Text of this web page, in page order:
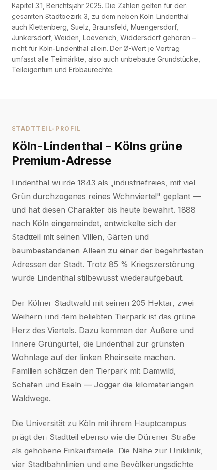
Kapitel 3.1, Berichtsjahr 2025. Die Zahlen gelten für den
gesamten Stadtbezirk 3, zu dem neben Köln-Lindenthal
auch Klettenberg, Suelz, Braunsfeld, Muengersdorf,
Junkersdorf, Weiden, Loevenich, Widdersdorf gehören –
nicht für Köln-Lindenthal allein. Der Ø-Wert je Vertrag
umfasst alle Teilmärkte, also auch unbebaute Grundstücke,
Teileigentum und Erbbaurechte.
STADTTEIL-PROFIL
Köln-Lindenthal – Kölns grüne
Premium-Adresse
Lindenthal wurde 1843 als „industriefreies, mit viel
Grün durchzogenes reines Wohnviertel" geplant —
und hat diesen Charakter bis heute bewahrt. 1888
nach Köln eingemeindet, entwickelte sich der
Stadtteil mit seinen Villen, Gärten und
baumbestandenen Alleen zu einer der begehrtesten
Adressen der Stadt. Trotz 85 % Kriegszerstörung
wurde Lindenthal stilbewusst wiederaufgebaut.
Der Kölner Stadtwald mit seinen 205 Hektar, zwei
Weihern und dem beliebten Tierpark ist das grüne
Herz des Viertels. Dazu kommen der Äußere und
Innere Grüngürtel, die Lindenthal zur grünsten
Wohnlage auf der linken Rheinseite machen.
Familien schätzen den Tierpark mit Damwild,
Schafen und Eseln — Jogger die kilometerlangen
Waldwege.
Die Universität zu Köln mit ihrem Hauptcampus
prägt den Stadtteil ebenso wie die Dürener Straße
als gehobene Einkaufsmeile. Die Nähe zur Uniklinik,
vier Stadtbahnlinien und eine Bevölkerungsdichte